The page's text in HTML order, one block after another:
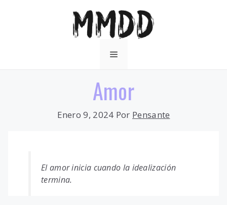
Menú
Amor
Enero 9, 2024 Por Pensante
El amor inicia cuando la idealización
termina.